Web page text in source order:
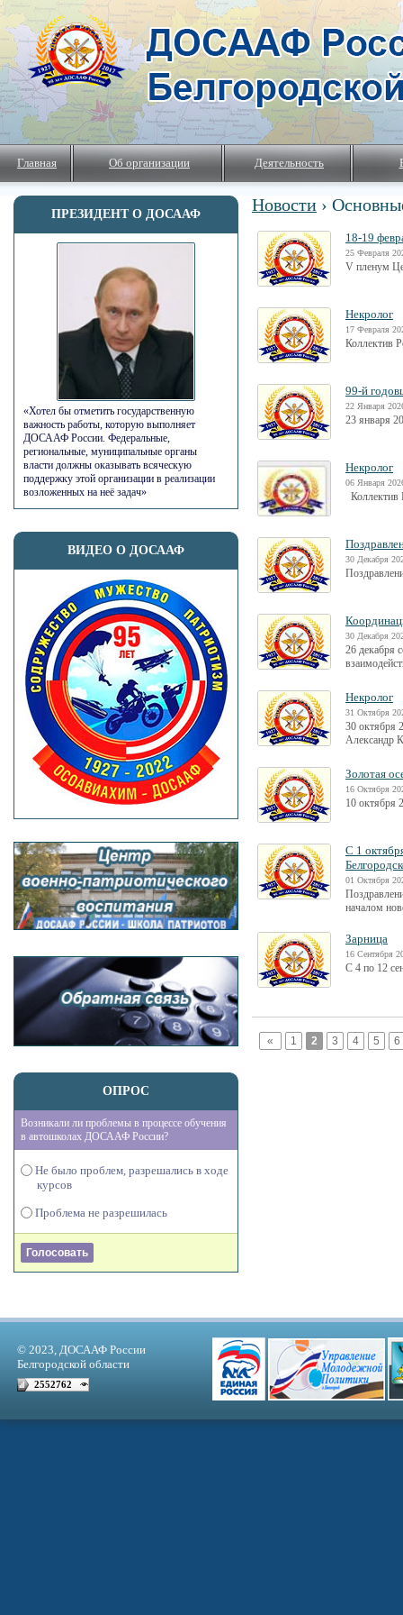
Главная Об организации Деятельность
ПРЕЗИДЕНТ О ДОСААФ
«Хотел бы отметить государственную
важность работы, которую выполняет
ДОСААФ России. Федеральные,
региональные, муниципальные органы
власти должны оказывать всяческую
поддержку этой организации в реализации
возложенных на неё задач»
ВИДЕО О ДОСААФ
ОПРОС
Возникали ли проблемы в процессе обучения
в автошколах ДОСААФ России?
Не было проблем, разрешались в ходе
курсов
Проблема не разрешилась
Новости ›
18-19
25 Февраля
V пленум
Некролог
17 Февраля
Коллектив
99-й
22 Января
23 января
Некролог
06 Января
Коллектив
30 Декабря
30 Декабря
26 декабря
Некролог
31 Октября
30 октября
Александр
Золотая
16 Октября
10 октября
С 1
01 Октября
началом
Зарница
16 Сентября
С 4 по 12
« 1 2 3 4 5 6
© 2023, ДОСААФ России
Белгородской области
2552762